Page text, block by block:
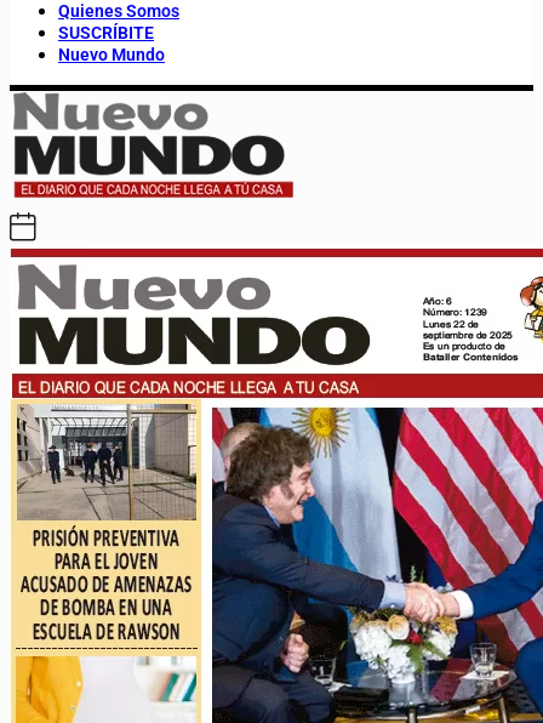
Quienes Somos
SUSCRÍBITE
Nuevo Mundo